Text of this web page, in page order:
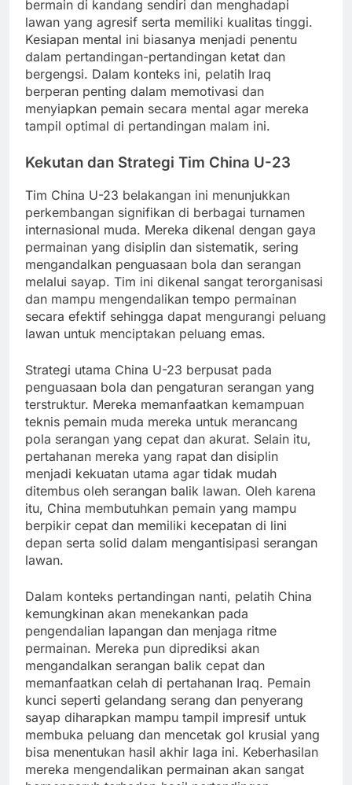
bermain di kandang sendiri dan menghadapi
lawan yang agresif serta memiliki kualitas tinggi.
Kesiapan mental ini biasanya menjadi penentu
dalam pertandingan-pertandingan ketat dan
bergengsi. Dalam konteks ini, pelatih Iraq
berperan penting dalam memotivasi dan
menyiapkan pemain secara mental agar mereka
tampil optimal di pertandingan malam ini.
Kekutan dan Strategi Tim China U-23
Tim China U-23 belakangan ini menunjukkan
perkembangan signifikan di berbagai turnamen
internasional muda. Mereka dikenal dengan gaya
permainan yang disiplin dan sistematik, sering
mengandalkan penguasaan bola dan serangan
melalui sayap. Tim ini dikenal sangat terorganisasi
dan mampu mengendalikan tempo permainan
secara efektif sehingga dapat mengurangi peluang
lawan untuk menciptakan peluang emas.
Strategi utama China U-23 berpusat pada
penguasaan bola dan pengaturan serangan yang
terstruktur. Mereka memanfaatkan kemampuan
teknis pemain muda mereka untuk merancang
pola serangan yang cepat dan akurat. Selain itu,
pertahanan mereka yang rapat dan disiplin
menjadi kekuatan utama agar tidak mudah
ditembus oleh serangan balik lawan. Oleh karena
itu, China membutuhkan pemain yang mampu
berpikir cepat dan memiliki kecepatan di lini
depan serta solid dalam mengantisipasi serangan
lawan.
Dalam konteks pertandingan nanti, pelatih China
kemungkinan akan menekankan pada
pengendalian lapangan dan menjaga ritme
permainan. Mereka pun diprediksi akan
mengandalkan serangan balik cepat dan
memanfaatkan celah di pertahanan Iraq. Pemain
kunci seperti gelandang serang dan penyerang
sayap diharapkan mampu tampil impresif untuk
membuka peluang dan mencetak gol krusial yang
bisa menentukan hasil akhir laga ini. Keberhasilan
mereka mengendalikan permainan akan sangat